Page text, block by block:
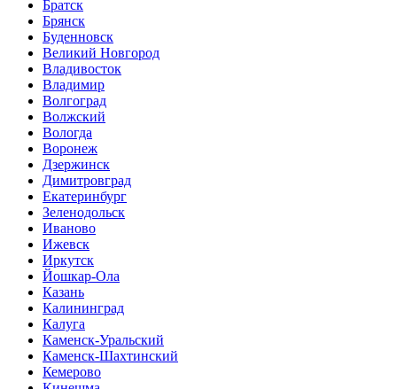
Братск
Брянск
Буденновск
Великий Новгород
Владивосток
Владимир
Волгоград
Волжский
Вологда
Воронеж
Дзержинск
Димитровград
Екатеринбург
Зеленодольск
Иваново
Ижевск
Иркутск
Йошкар-Ола
Казань
Калининград
Калуга
Каменск-Уральский
Каменск-Шахтинский
Кемерово